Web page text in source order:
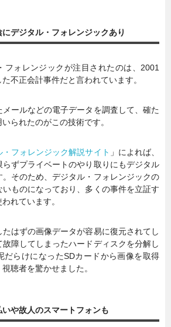
デジタル・フォレンジックあり
ォレンジックが注目されたのは、2001
不正会計事件だと言われています。
ールなどの電子データを調査して、確た
られたのがこの技術です。
・フォレンジック解説サイト 」によれば、
ずプライベートのやり取りにもデジタル
そのため、デジタル・フォレンジックの
ものになっており、多くの事件を立証す
れています。
はずの画像データが容易に復元されてし
故障してしまったハードディスクを分解し
だらけになったSDカードから画像を取得
聴者を驚かせました。
や故人のスマートフォンも